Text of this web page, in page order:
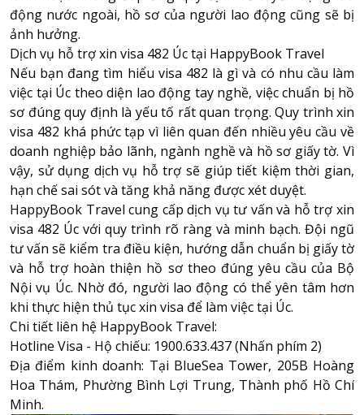
động nước ngoài, hồ sơ của người lao động cũng sẽ bị
ảnh hưởng.
Dịch vụ hỗ trợ xin visa 482 Úc tại HappyBook Travel
Nếu bạn đang tìm hiểu visa 482 là gì và có nhu cầu làm
việc tại Úc theo diện lao động tay nghề, việc chuẩn bị hồ
sơ đúng quy định là yếu tố rất quan trọng. Quy trình xin
visa 482 khá phức tạp vì liên quan đến nhiều yêu cầu về
doanh nghiệp bảo lãnh, ngành nghề và hồ sơ giấy tờ. Vì
vậy, sử dụng dịch vụ hỗ trợ sẽ giúp tiết kiệm thời gian,
hạn chế sai sót và tăng khả năng được xét duyệt.
HappyBook Travel cung cấp dịch vụ tư vấn và hỗ trợ xin
visa 482 Úc với quy trình rõ ràng và minh bạch. Đội ngũ
tư vấn sẽ kiểm tra điều kiện, hướng dẫn chuẩn bị giấy tờ
và hỗ trợ hoàn thiện hồ sơ theo đúng yêu cầu của Bộ
Nội vụ Úc. Nhờ đó, người lao động có thể yên tâm hơn
khi thực hiện thủ tục xin visa để làm việc tại Úc.
Chi tiết liên hệ HappyBook Travel:
Hotline Visa - Hộ chiếu: 1900.633.437 (Nhấn phím 2)
Địa điểm kinh doanh: Tại BlueSea Tower, 205B Hoàng
Hoa Thám, Phường Bình Lợi Trung, Thành phố Hồ Chí
Minh.